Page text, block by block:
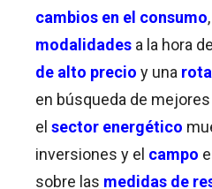
cambios en el consumo
modalidades a la hora
de alto precio y una
en búsqueda de
el sector energético
inversiones y el campo
sobre las medidas de